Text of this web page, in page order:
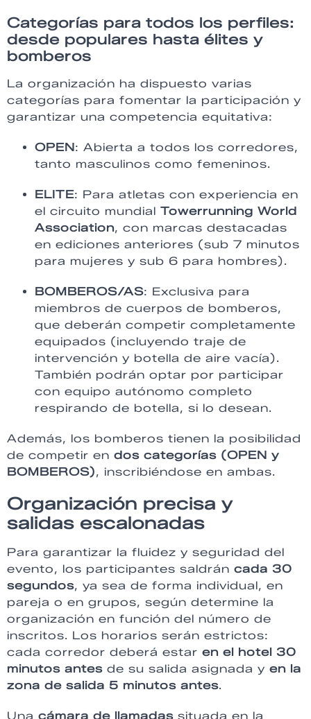
Categorías para todos los perfiles:
desde populares hasta élites y
bomberos
La organización ha dispuesto varias
categorías para fomentar la participación y
garantizar una competencia equitativa:
OPEN : Abierta a todos los corredores,
tanto masculinos como femeninos.
ELITE: Para atletas con experiencia en
el circuito mundial Towerrunning World
Association, con marcas destacadas
en ediciones anteriores (sub 7 minutos
para mujeres y sub 6 para hombres).
BOMBEROS/AS: Exclusiva para
miembros de cuerpos de bomberos,
que deberán competir completamente
equipados (incluyendo traje de
intervención y botella de aire vacía).
También podrán optar por participar
con equipo autónomo completo
respirando de botella, si lo desean.
Además, los bomberos tienen la posibilidad
de competir en dos categorías (OPEN y
BOMBEROS), inscribiéndose en ambas.
Organización precisa y
salidas escalonadas
Para garantizar la fluidez y seguridad del
evento, los participantes saldrán cada 30
segundos, ya sea de forma individual, en
pareja o en grupos, según determine la
organización en función del número de
inscritos. Los horarios serán estrictos:
cada corredor deberá estar en el hotel 30
minutos antes de su salida asignada y en la
zona de salida 5 minutos antes.
Una cámara de llamadas situada en la